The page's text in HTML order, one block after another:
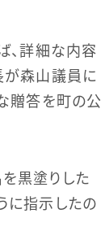
、詳細な内容
が森山議員に
贈答を町の公
黒塗りした
に指示したの